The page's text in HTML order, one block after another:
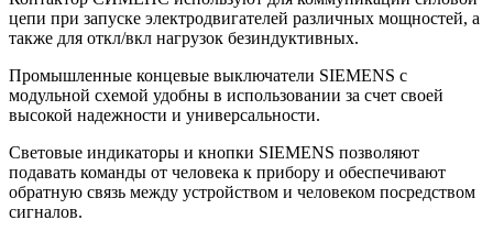
цепи при запуске электродвигателей различных мощностей, а
также для откл/вкл нагрузок безиндуктивных.
Промышленные концевые выключатели SIEMENS с
модульной схемой удобны в использовании за счет своей
высокой надежности и универсальности.
Световые индикаторы и кнопки SIEMENS позволяют
подавать команды от человека к прибору и обеспечивают
обратную связь между устройством и человеком посредством
сигналов.